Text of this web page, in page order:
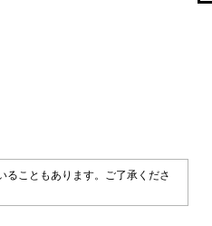
ることもあります。ご了承くださ